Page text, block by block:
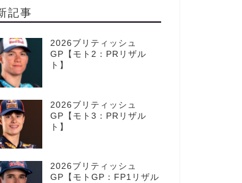
記事
2026ブリティッシュ
GP【モト2：PRリザル
ト】
2026ブリティッシュ
GP【モト3：PRリザル
ト】
2026ブリティッシュ
GP【モトGP：FP1リザル